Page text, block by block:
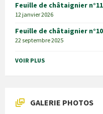
Feuille de châtaignier
12 janvier 2026
Feuille de châtaignier
22 septembre 2025
VOIR PLUS
GALERIE PHOTOS